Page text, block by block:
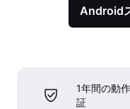
Android
1年間の動
証